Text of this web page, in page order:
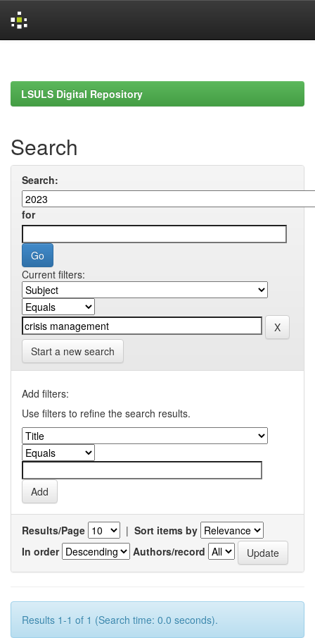
LSULS Digital Repository
Search
Search:
for
Current filters:
Start a new search
Add filters:
Use filters to refine the search results.
Results/Page | Sort items by
In order
Authors/record
Results 1-1 of 1 (Search time: 0.0 seconds).